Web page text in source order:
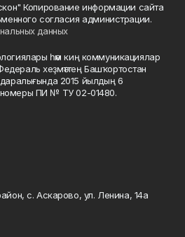
Копирование информации сайта
согласия администрации.
данных
һәм киң коммуникациялар
Федераль хеҙмәттең Башҡортостан
2015 йылдың 6
номеры ПИ № ТУ 02-01480.
с. Аскарово, ул. Ленина, 14а